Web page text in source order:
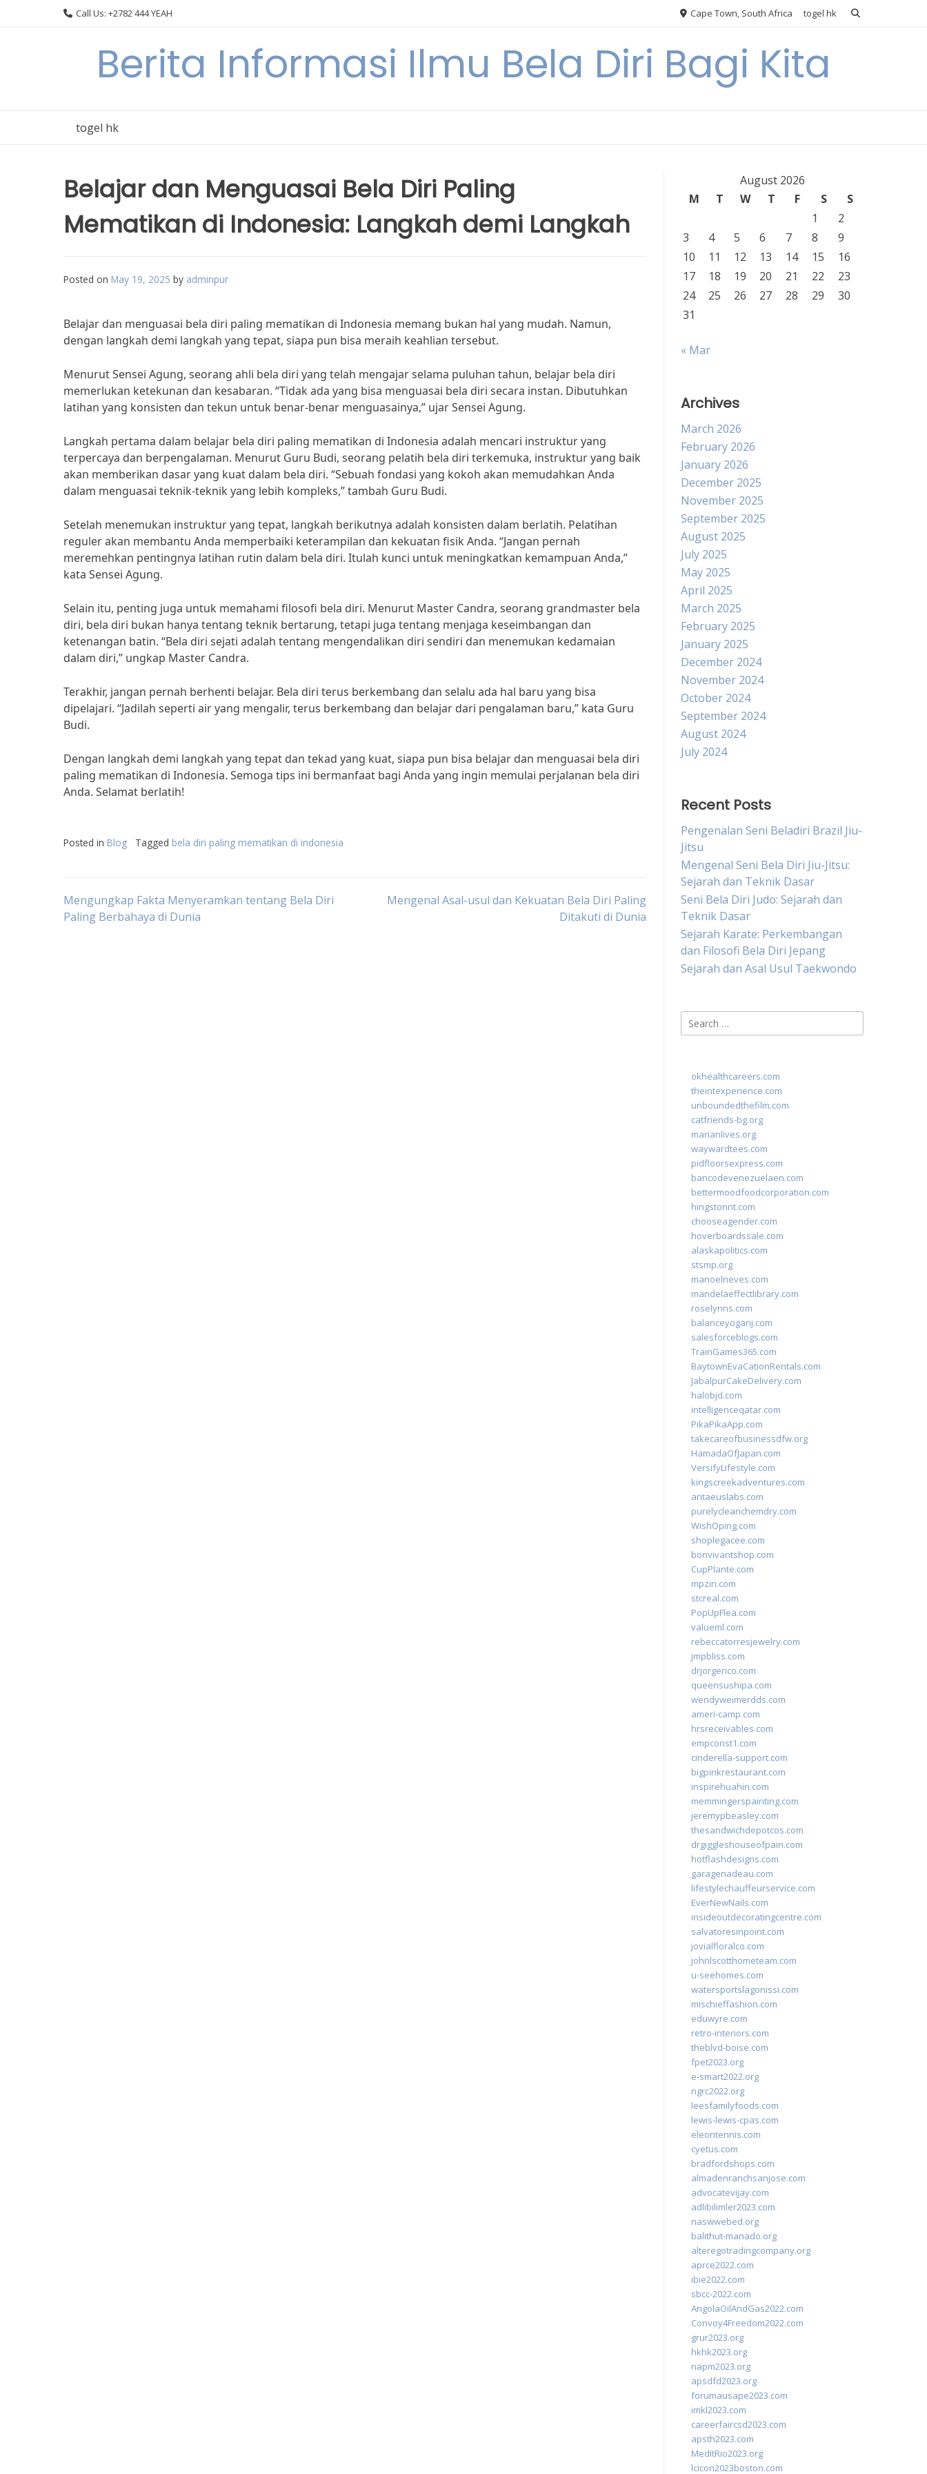
Call Us: +2782 444 YEAH Cape Town, South Africa togel hk
Berita Informasi Ilmu Bela Diri Bagi Kita
togel hk
Belajar dan Menguasai Bela Diri Paling
Mematikan di Indonesia: Langkah demi Langkah
Posted on May 19, 2025 by adminpur
Belajar dan menguasai bela diri paling mematikan di Indonesia memang bukan hal yang mudah. Namun,
dengan langkah demi langkah yang tepat, siapa pun bisa meraih keahlian tersebut.
Menurut Sensei Agung, seorang ahli bela diri yang telah mengajar selama puluhan tahun, belajar bela diri
memerlukan ketekunan dan kesabaran. “Tidak ada yang bisa menguasai bela diri secara instan. Dibutuhkan
latihan yang konsisten dan tekun untuk benar-benar menguasainya,” ujar Sensei Agung.
Langkah pertama dalam belajar bela diri paling mematikan di Indonesia adalah mencari instruktur yang
terpercaya dan berpengalaman. Menurut Guru Budi, seorang pelatih bela diri terkemuka, instruktur yang baik
akan memberikan dasar yang kuat dalam bela diri. “Sebuah fondasi yang kokoh akan memudahkan Anda
dalam menguasai teknik-teknik yang lebih kompleks,” tambah Guru Budi.
Setelah menemukan instruktur yang tepat, langkah berikutnya adalah konsisten dalam berlatih. Pelatihan
reguler akan membantu Anda memperbaiki keterampilan dan kekuatan fisik Anda. “Jangan pernah
meremehkan pentingnya latihan rutin dalam bela diri. Itulah kunci untuk meningkatkan kemampuan Anda,”
kata Sensei Agung.
Selain itu, penting juga untuk memahami filosofi bela diri. Menurut Master Candra, seorang grandmaster bela
diri, bela diri bukan hanya tentang teknik bertarung, tetapi juga tentang menjaga keseimbangan dan
ketenangan batin. “Bela diri sejati adalah tentang mengendalikan diri sendiri dan menemukan kedamaian
dalam diri,” ungkap Master Candra.
Terakhir, jangan pernah berhenti belajar. Bela diri terus berkembang dan selalu ada hal baru yang bisa
dipelajari. “Jadilah seperti air yang mengalir, terus berkembang dan belajar dari pengalaman baru,” kata Guru
Budi.
Dengan langkah demi langkah yang tepat dan tekad yang kuat, siapa pun bisa belajar dan menguasai bela diri
paling mematikan di Indonesia. Semoga tips ini bermanfaat bagi Anda yang ingin memulai perjalanan bela diri
Anda. Selamat berlatih!
Posted in Blog Tagged bela diri paling mematikan di indonesia
Post
Mengungkap Fakta Menyeramkan tentang Bela Diri
Paling Berbahaya di Dunia
Mengenal Asal-usul dan Kekuatan Bela Diri Paling
Ditakuti di Dunia
August 2026
M
T W T F S
S
1
2
3
4 5 6 7 8
9
10
11 12 13 14 15
16
17
18 19 20 21 22
23
24
25 26 27 28 29
30
31
« Mar
Archives
March 2026
February 2026
January 2026
December 2025
November 2025
September 2025
August 2025
July 2025
May 2025
April 2025
March 2025
February 2025
January 2025
December 2024
November 2024
October 2024
September 2024
August 2024
July 2024
Recent Posts
Pengenalan Seni Beladiri Brazil Jiu-
Jitsu
Mengenal Seni Bela Diri Jiu-Jitsu:
Sejarah dan Teknik Dasar
Seni Bela Diri Judo: Sejarah dan
Teknik Dasar
Sejarah Karate: Perkembangan
dan Filosofi Bela Diri Jepang
Sejarah dan Asal Usul Taekwondo
Search
for:
okhealthcareers.com
theintexperience.com
unboundedthefilm.com
catfriends-bg.org
marianlives.org
waywardtees.com
pidfloorsexpress.com
bancodevenezuelaen.com
bettermoodfoodcorporation.com
hingstonnt.com
chooseagender.com
hoverboardssale.com
alaskapolitics.com
stsmp.org
manoelneves.com
mandelaeffectlibrary.com
roselynns.com
balanceyoganj.com
salesforceblogs.com
TrainGames365.com
BaytownEvaCationRentals.com
JabalpurCakeDelivery.com
halobjd.com
intelligenceqatar.com
PikaPikaApp.com
takecareofbusinessdfw.org
HamadaOfJapan.com
VersifyLifestyle.com
kingscreekadventures.com
antaeuslabs.com
purelycleanchemdry.com
WishOping.com
shoplegacee.com
bonvivantshop.com
CupPlante.com
mpzin.com
stcreal.com
PopUpFlea.com
valueml.com
rebeccatorresjewelry.com
jmpbliss.com
drjorgerico.com
queensushipa.com
wendyweimerdds.com
ameri-camp.com
hrsreceivables.com
empconst1.com
cinderella-support.com
bigpinkrestaurant.com
inspirehuahin.com
memmingerspainting.com
jeremypbeasley.com
thesandwichdepotcos.com
drgiggleshouseofpain.com
hotflashdesigns.com
garagenadeau.com
lifestylechauffeurservice.com
EverNewNails.com
insideoutdecoratingcentre.com
salvatoresinpoint.com
jovialfloralco.com
johnlscotthometeam.com
u-seehomes.com
watersportslagonissi.com
mischieffashion.com
eduwyre.com
retro-interiors.com
theblvd-boise.com
fpet2023.org
e-smart2022.org
ngrc2022.org
leesfamilyfoods.com
lewis-lewis-cpas.com
eleontennis.com
cyetus.com
bradfordshops.com
almadenranchsanjose.com
advocatevijay.com
adlibilimler2023.com
naswwebed.org
balithut-manado.org
alteregotradingcompany.org
aprce2022.com
ibie2022.com
sbcc-2022.com
AngolaOilAndGas2022.com
Convoy4Freedom2022.com
grur2023.org
hkhk2023.org
napm2023.org
apsdfd2023.org
forumausape2023.com
imkl2023.com
careerfaircsd2023.com
apsth2023.com
MedItRio2023.org
lcicon2023boston.com